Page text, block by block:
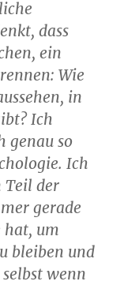
dass
ein
Wie
in
Ich
genau so
Ich
Teil der
gerade
hat, um
bleiben und
wenn